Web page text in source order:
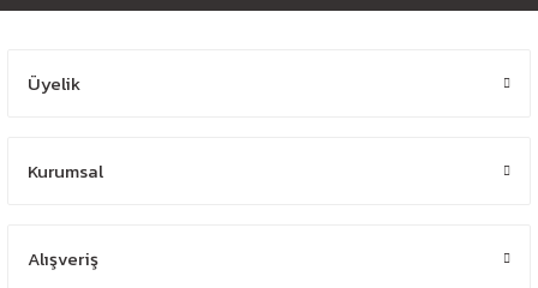
Üyelik
Kurumsal
Alışveriş